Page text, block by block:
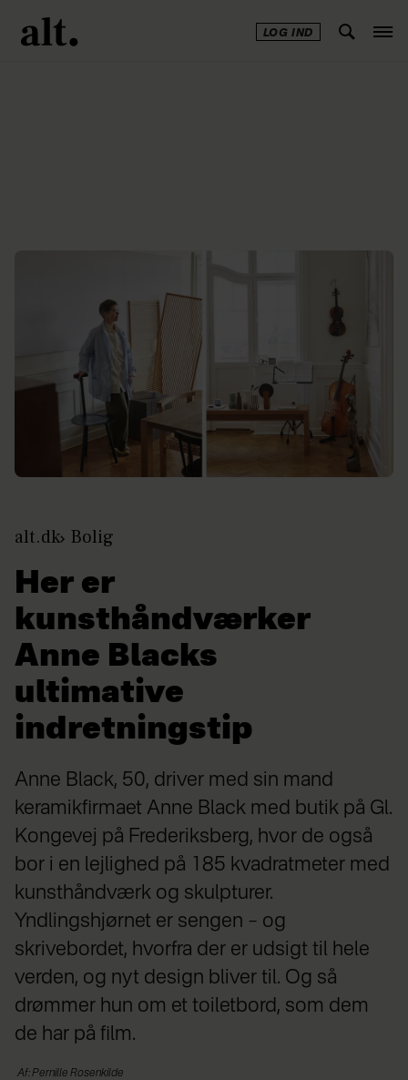
LOG IND
alt.dk Bolig
Her er
kunsthåndværker
Anne Blacks
ultimative
indretningstip
Anne Black, 50, driver med sin mand
keramikfirmaet Anne Black med butik på Gl.
Kongevej på Frederiksberg, hvor de også
bor i en lejlighed på 185 kvadratmeter med
kunsthåndværk og skulpturer.
Yndlingshjørnet er sengen – og
skrivebordet, hvorfra der er udsigt til hele
verden, og nyt design bliver til. Og så
drømmer hun om et toiletbord, som dem
de har på film.
Af: Pernille Rosenkilde